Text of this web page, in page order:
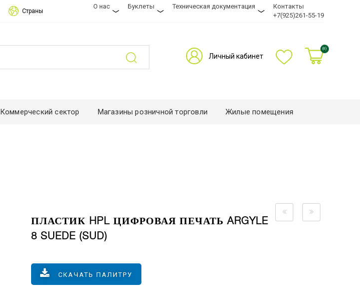
Страны
О нас Буклеты Техническая документация
Контакты
+7(925)261-55-19
Личный кабинет
(0)
Коммерческий сектор Магазины розничной торговли Жилые помещения
ПЛАСТИК HPL ЦИФРОВАЯ ПЕЧАТЬ ARGYLE
8 SUEDE (SUD)
СКАЧАТЬ ПАЛИТРУ